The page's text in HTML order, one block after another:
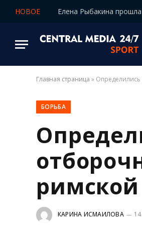
НОВОЕ
Главная страница » Определились
БОРЬБА
КАРИНА ИСМАИЛОВА